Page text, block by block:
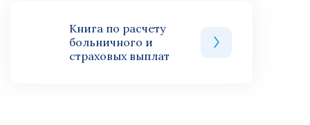
Книга по расчету
больничного и
страховых выплат